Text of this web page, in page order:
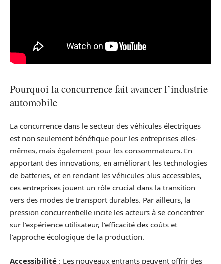
Pourquoi la concurrence fait avancer l’industrie
automobile
La concurrence dans le secteur des véhicules électriques
est non seulement bénéfique pour les entreprises elles-
mêmes, mais également pour les consommateurs. En
apportant des innovations, en améliorant les technologies
de batteries, et en rendant les véhicules plus accessibles,
ces entreprises jouent un rôle crucial dans la transition
vers des modes de transport durables. Par ailleurs, la
pression concurrentielle incite les acteurs à se concentrer
sur l’expérience utilisateur, l’efficacité des coûts et
l’approche écologique de la production.
Accessibilité : Les nouveaux entrants peuvent offrir des